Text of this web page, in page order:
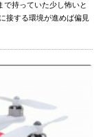
で持っていた少し怖いと
接する環境が進めば偏見